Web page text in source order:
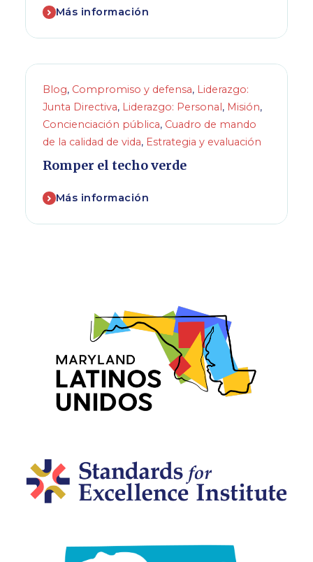
Más información
Blog, Compromiso y defensa, Liderazgo:
Junta Directiva, Liderazgo: Personal, Misión,
Concienciación pública, Cuadro de mando
de la calidad de vida, Estrategia y evaluación
Romper el techo verde
Más información